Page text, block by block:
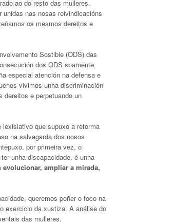
ao do resto das mulleres.
nas nosas reivindicacións
os mesmos dereitos e
Sostible (ODS) das
dos ODS soamente
especial atención na defensa e
vivimos unha discriminación
e perpetuando un
que supuxo a reforma
na salvagarda dos nosos
por primeira vez, o
unha discapacidade, é unha
ampliar a mirada,
queremos poñer o foco na
exercicio da xustiza. A análise do
das mulleres.